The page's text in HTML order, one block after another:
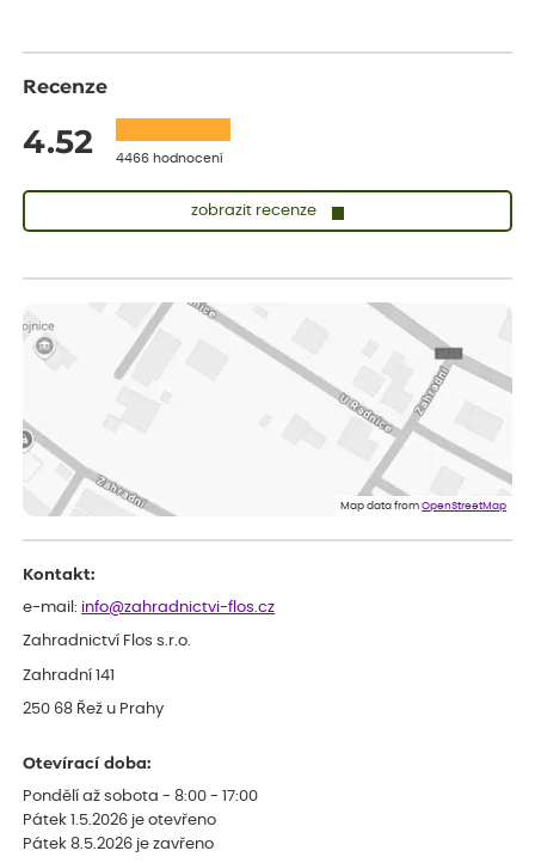
Recenze
4.52 4466 hodnocení
zobrazit recenze
Vše v pořádku, jsem spokojena.
ověřený nákup dnes
Rostlina mi přišla v dobrém stavu, jsem spokojená.
Zuzana
Spokojenost s dodáním kvalitních rostlin
Map data fromOpenStreetMap
Kontakt:
e-mail: info@zahradnictvi-flos.cz
Zahradnictví Flos s.r.o.
Zahradní 141
250 68 Řež u Prahy
Otevírací doba:
Pondělí až sobota - 8:00 - 17:00
Pátek 1.5.2026 je otevřeno
Pátek 8.5.2026 je zavřeno